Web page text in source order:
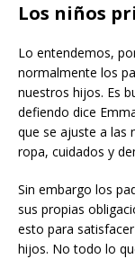
Los niños
Lo entendemos,
normalmente los
nuestros hijos. Es
defiendo dice
que se ajuste a las
ropa, cuidados y
Sin embargo los
sus propias
esto para
hijos. No todo lo